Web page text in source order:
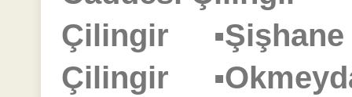
Çilingir
Çilingir